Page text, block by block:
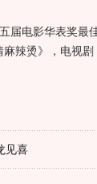
电影华表奖最佳
麻辣烫》，电视
见喜